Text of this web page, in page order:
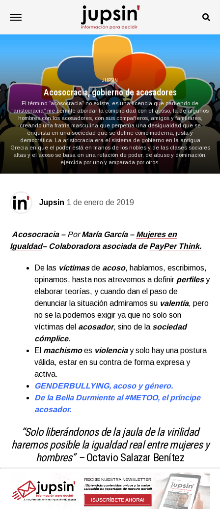
JUPSIN
Acosocracia, gobierno de acosadores
El término “acosocracia” no existe, es una licencia que partiendo de
“aristocracia” me permite abordar la complicidad con el acoso, la de algunos
hombres con los acosadores, con sus compañeros, amigos y familiares,
creando una fratría masculina que perpetúa una desigualdad que se
enquista en una sociedad que se define como moderna, justa y
democrática. La aristocracia era el sistema de gobierno en la antigua
Grecia en que el poder está en manos de los nobles y de las clases sociales
altas y el acoso se basa en una relación de poder, de abuso y dominación,
ejercida por uno y amparada por otros.
Jupsin 1 de enero de 2019
Acosocracia – PorMaría García – Mujeres en
Igualdad– Colaboradora asociada de PayPer Think.
De las víctimasde acoso, hablamos, escribimos,
opinamos, hasta nos atrevemos a definir perfilesy
elaborar teorías, y cuando dan el paso de
denunciar la situación admiramos su valentía, pero
no se la podemos exigir ya que no solo son
víctimas del acosador, sino de la sociedad
cómplice.
El machismoes violenciay solo hay una postura
válida, estar en su contra de forma expresa y
activa.
GENDERBULLYING, acoso y género.
De la Bella Durmiente al #METOO, el príncipe
acosador.
“Solo liberándonos de la jaula de la virilidad
haremos posible la igualdad real entre mujeres y
hombres” –Octavio Salazar Benítez